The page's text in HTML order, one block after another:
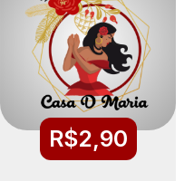
R$2,90